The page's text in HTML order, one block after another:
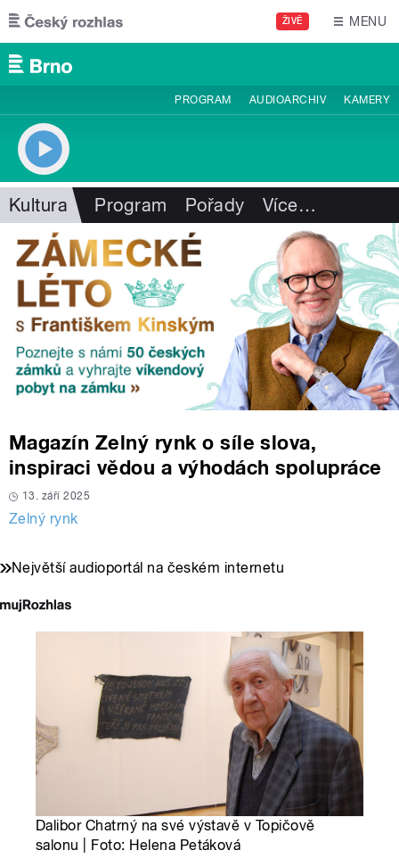
Přejít k hlavnímu obsahu
ŽIVĚ MENU
PROGRAM AUDIOARCHIV KAMERY
Kultura Program Pořady Více…
Magazín Zelný rynk o síle slova,
inspiraci vědou a výhodách spolupráce
13. září 2025
Zelný rynk
Největší audioportál na českém internetu
Dalibor Chatrný na své výstavě v Topičově
salonu | Foto: Helena Petáková